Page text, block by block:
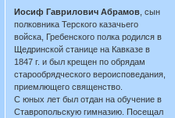
Иосиф Гаврилович Абрамов , сын
полковника Терского казачьего
войска, Гребенского полка родился в
Щедринской станице на Кавказе в
1847 г. и был крещен по обрядам
старообрядческого вероисповедания,
приемлющего священство.
С юных лет был отдан на обучение в
Ставропольскую гимназию. Посещал